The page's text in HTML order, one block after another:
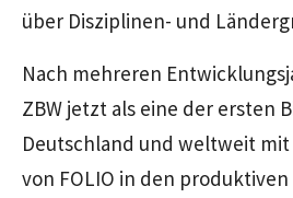
über Disziplinen- und
Nach mehreren
ZBW jetzt als eine der ersten
Deutschland und weltweit mit
von FOLIO in den